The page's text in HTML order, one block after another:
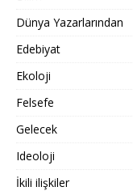
Dünya Yazarlarından
Edebiyat
Ekoloji
Felsefe
Gelecek
Ideoloji
İkili ilişkiler